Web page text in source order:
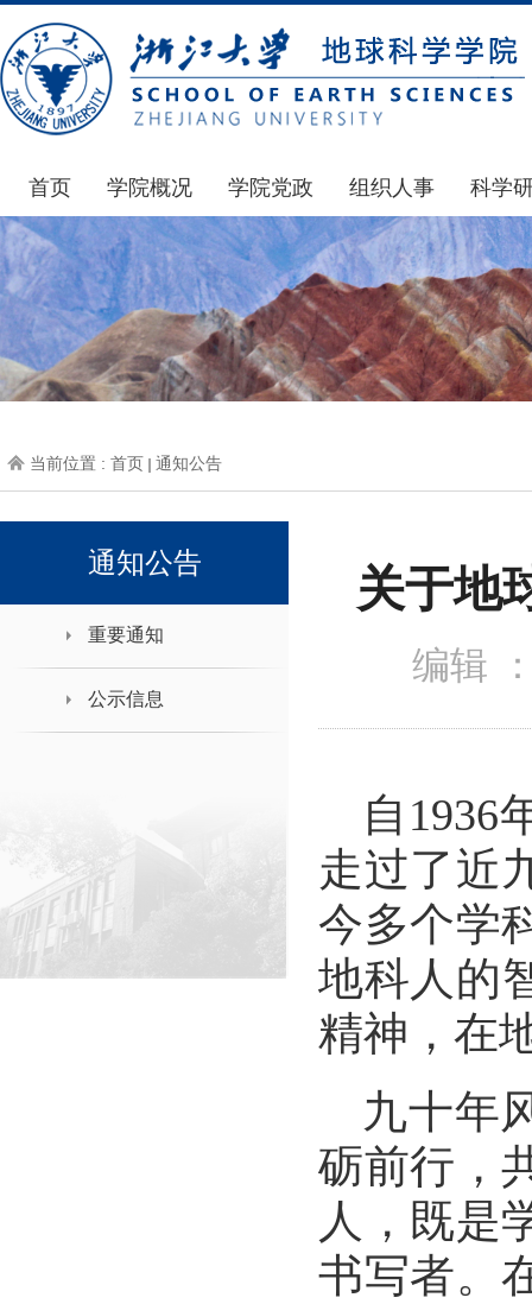
首页 学院概况
学院简介
发展简史
组织机构
师资力量
学院院刊
学院党政
通知公告
学院发文
党委会议纪要
党政联席会议纪要
办事指南
组织人事
通知公告
博士后管理
人才招聘
年度考核
下载专区
科学
国家
科研
通知
科研
地科
当前位置 : 首页 通知公告
通知公告
重要通知
公示信息
关于地
编辑
自 1936
走过了近
今多个学
地科人的
精神，在
九十年
砺前行，
人，既是
书写者。